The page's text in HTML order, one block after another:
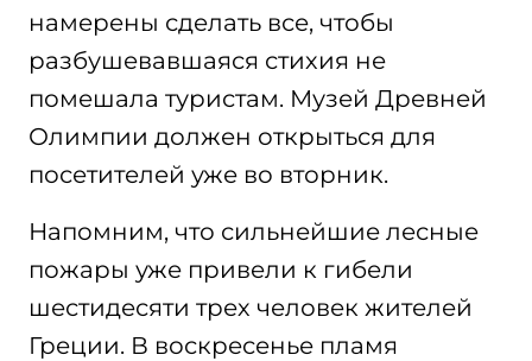
намерены сделать все, чтобы
разбушевавшаяся стихия не
помешала туристам. Музей Древней
Олимпии должен открыться для
посетителей уже во вторник.
Напомним, что сильнейшие лесные
пожары уже привели к гибели
шестидесяти трех человек жителей
Греции. В воскресенье пламя